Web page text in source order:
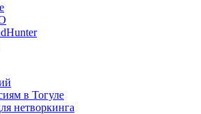
в Тогуле
нетворкинга